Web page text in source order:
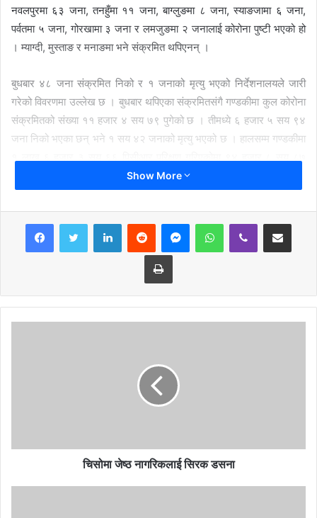
नवलपुरमा ६३ जना, तनहुँमा ११ जना, बाग्लुङमा ८ जना, स्याङजामा ६ जना,
पर्वतमा ५ जना, गोरखामा ३ जना र लमजुङमा २ जनालाई कोरोना पुष्टी भएको हो
। म्याग्दी, मुस्ताङ र मनाङमा भने संक्रमित थपिएनन् ।
बुधबार ४८ जना संक्रमित निको र १ जनाको मृत्यु भएको निर्देशनालयले जारी
गरेको विवरणमा उल्लेख छ । बुधबार थपिएका संक्रमितसंगै गण्डकीमा कुल कोरोना
संक्रमितको संख्या ११ हजार ४ सय ७९ पुगेको छ । तीमध्ये ६ हजार ५ सय ९४
जना निको भएका छन् भने १ सय ४२ जनाको मृत्यु भएको छ । हालसम्म गण्डकीमा
शुक्लागण्डकीमा एकै दिन ३० जनाले जिते कोरोना
तनहुँको शुक्लागण्डकी नगरपालिकामा बुधबार एकै दिन ३० जनाले कोरोना भाईरस
जित्न सफल भएका छन् । सोमबार होम आईसोलेसनमा रहेका ३२ जनाको स्वाब
संकलन गरी पिसीआर परिक्षणका लागी पोखरा पठाईएकोमा ३० जनाको रिपोर्ट
हालसम्म १ सय ९७ जनालाई कोरोना संक्रमण पुष्टी भएको छ । तीमध्ये करिब १
सय ७४ जना निको भएको स्वास्थ्य शाखाको तथ्याङक छ । ३ जना संक्रमितको
Show More
Print
चिसोमा जेष्ठ नागरिकलाई सिरक डसना